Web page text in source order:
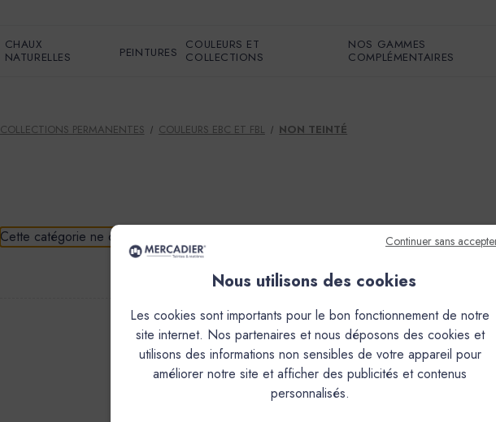
CHAUX
NATURELLES
PEINTURES
COULEURS ET
COLLECTIONS
NOS GAMMES
COMPLÉMENTAIRES
COLLECTIONS PERMANENTES COULEURS EBC ET FBL NON TEINTÉ
Cette catégorie ne contient aucun produit. Continuer sans
Nous utilisons des cookies
Les cookies sont importants pour le bon fonctionnement de notre
site internet. Nos partenaires et nous déposons des cookies et
utilisons des informations non sensibles de votre appareil pour
améliorer notre site et afficher des publicités et contenus
personnalisés.